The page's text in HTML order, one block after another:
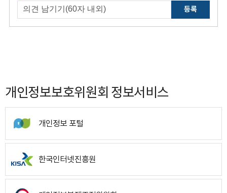
등록
개인정보보호위원회 정보서비스
개인정보 포털
한국인터넷진흥원